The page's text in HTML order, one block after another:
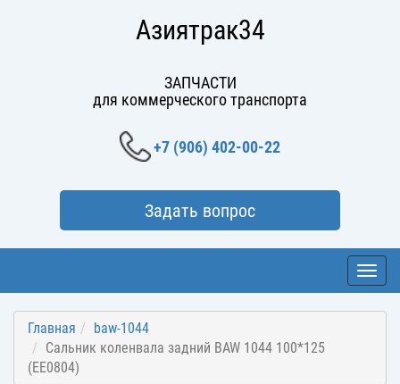
Азиятрак34
ЗАПЧАСТИ
для коммерческого транспорта
+7 (906) 402-00-22
Задать вопрос
Главная
baw-1044
Сальник коленвала задний BAW 1044 100*125
(EE0804)